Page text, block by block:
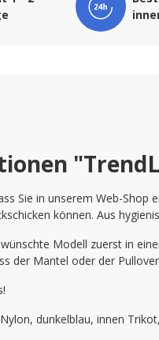
Sie in unserem Web-Shop
können. Aus
Modell zuerst in
der Mantel oder der
dunkelblau, innen